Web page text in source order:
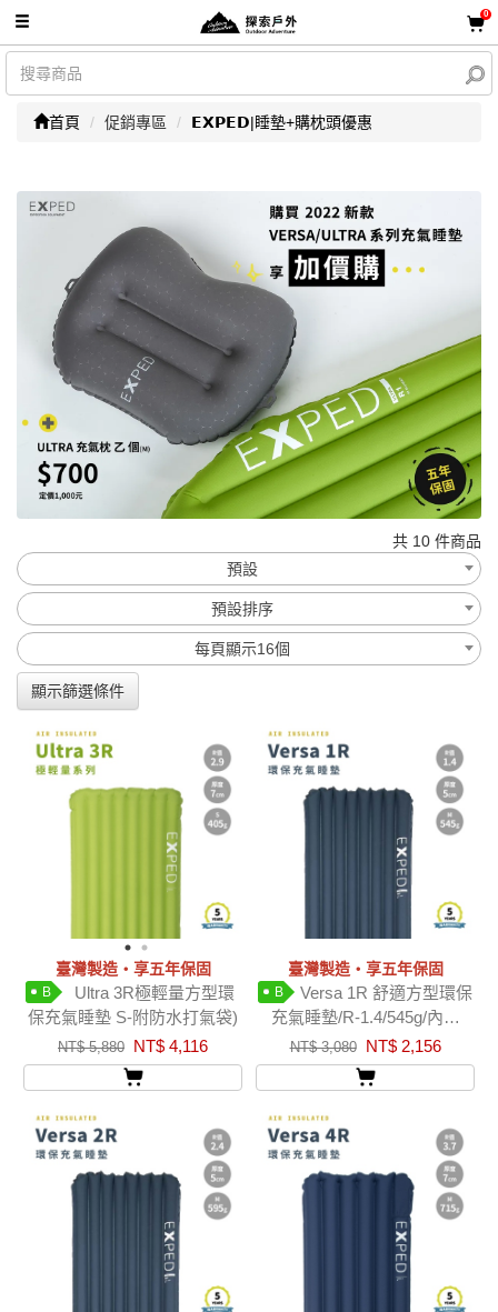
0
首頁 促銷專區 𝗘𝗫𝗣𝗘𝗗|睡墊+購枕頭優惠
共 10 件商品
預設
預設排序
每頁顯示16個
顯示篩選條件
臺灣製造‧享五年保固
B
Ultra 3R極輕量方型環
保充氣睡墊 S-附防水打氣袋)
NT$ 5,880 NT$ 4,116
臺灣製造‧享五年保固
B
Versa 1R 舒適方型環保
充氣睡墊/R-1.4/545g/內建
pump
NT$ 3,080 NT$ 2,156